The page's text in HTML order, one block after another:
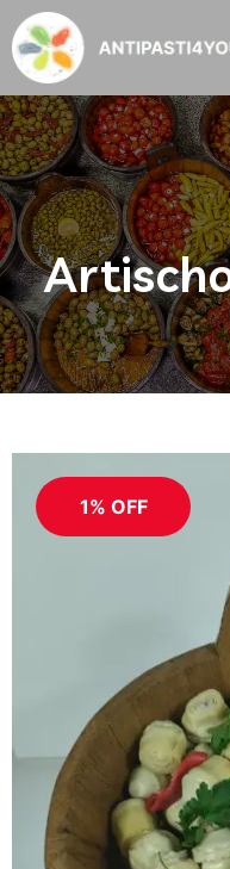
1% OFF